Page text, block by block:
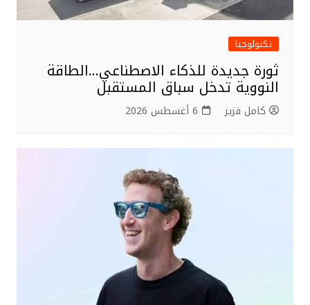
تكنولوجيا
ثورة جديدة للذكاء الاصطناعي…الطاقة
النووية تدخل سباق المستقبل
كامل فزيز 6 أغسطس 2026